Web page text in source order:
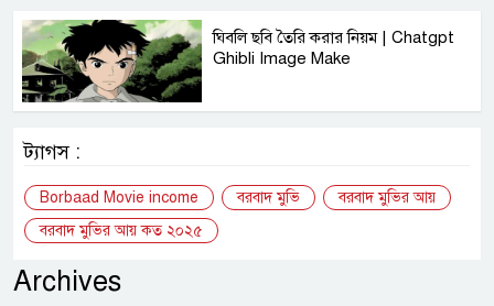
ঘিবলি ছবি তৈরি করার নিয়ম | Chatgpt
Ghibli Image Make
ট্যাগস :
Borbaad Movie income বরবাদ মুভি
বরবাদ মুভির আয়
বরবাদ মুভির আয় কত ২০২৫
Archives